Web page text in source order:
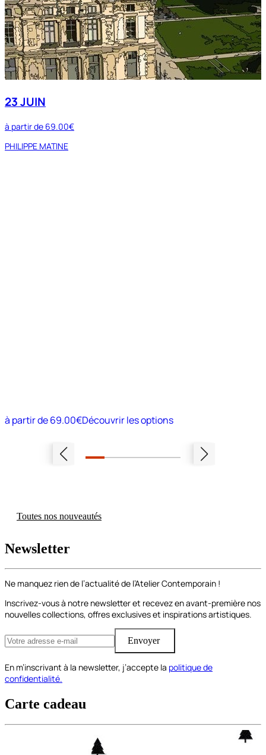
à partir de69.00€Découvrir les options
23 JUIN
à partir de 69.00€
PHILIPPE MATINE
Toutes nos nouveautés
Newsletter
Ne manquez rien de l’actualité de l’Atelier Contemporain !
Inscrivez-vous à notre newsletter et recevez en avant-première nos
nouvelles collections, offres exclusives et inspirations artistiques.
Envoyer
En m’inscrivant à la newsletter, j’accepte la politique de
confidentialité.
Carte cadeau